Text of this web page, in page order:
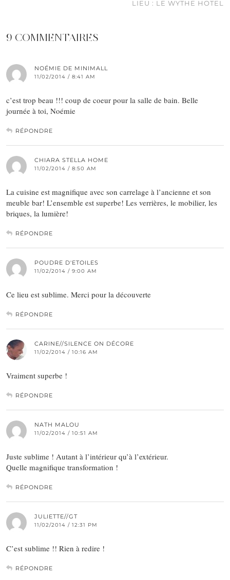
LIEU : LE WYTHE HOTEL
9 COMMENTAIRES
NOÉMIE DE MINIMALL
11/02/2014 / 8:41 AM
c’est trop beau !!! coup de coeur pour la salle de bain. Belle
journée à toi, Noémie
RÉPONDRE
CHIARA STELLA HOME
11/02/2014 / 8:50 AM
La cuisine est magnifique avec son carrelage à l’ancienne et son
meuble bar! L’ensemble est superbe! Les verrières, le mobilier, les
briques, la lumière!
RÉPONDRE
POUDRE D'ETOILES
11/02/2014 / 9:00 AM
Ce lieu est sublime. Merci pour la découverte
RÉPONDRE
CARINE//SILENCE ON DÉCORE
11/02/2014 / 10:16 AM
Vraiment superbe !
RÉPONDRE
NATH MALOU
11/02/2014 / 10:51 AM
Juste sublime ! Autant à l’intérieur qu’à l’extérieur.
Quelle magnifique transformation !
RÉPONDRE
JULIETTE//GT
11/02/2014 / 12:31 PM
C’est sublime !! Rien à redire !
RÉPONDRE